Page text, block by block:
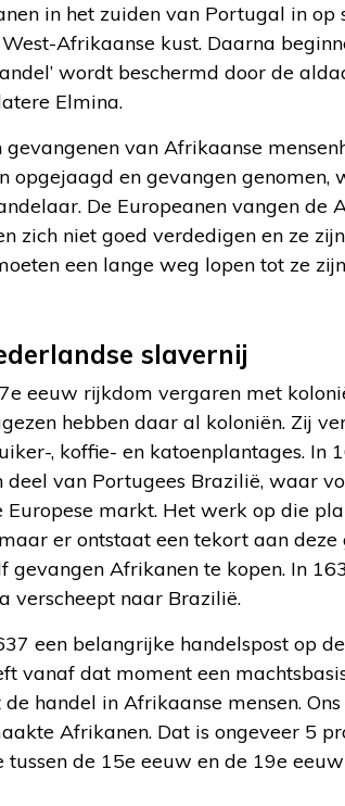
in het zuiden van Portugal in op
Afrikaanse kust. Daarna
wordt beschermd door de
Elmina.
gevangenen van Afrikaanse
opgejaagd en gevangen
De Europeanen vangen de
zich niet goed verdedigen en ze
een lange weg lopen tot ze
slavernij
eeuw rijkdom vergaren met
hebben daar al koloniën. Zij
, koffie- en katoenplantages. In
deel van Portugees Brazilië, waar
Europese markt. Het werk op die
er ontstaat een tekort aan
gevangen Afrikanen te kopen. In
verscheept naar Brazilië.
een belangrijke handelspost op
vanaf dat moment een
handel in Afrikaanse mensen.
Afrikanen. Dat is ongeveer 5
de 15e eeuw en de 19e